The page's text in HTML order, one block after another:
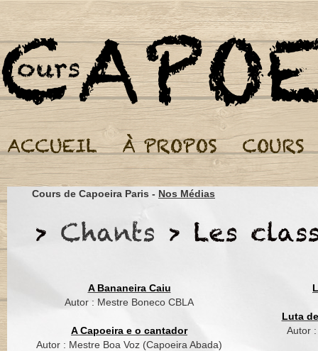
Cours de Capoeira Paris - Nos Médias
A Bananeira Caiu
Autor : Mestre Boneco CBLA
A Capoeira e o cantador
Autor : Mestre Boa Voz (Capoeira Abada)
Luta
Autor
Cours de Capoeira
Joyeux anniversaire
Nesta data querida
Muitas felicidades
Muitos anos de vida